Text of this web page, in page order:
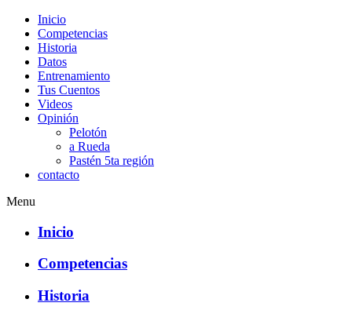
Inicio
Competencias
Historia
Datos
Entrenamiento
Tus Cuentos
Videos
Opinión
Pelotón
a Rueda
Pastén 5ta región
contacto
Menu
Inicio
Competencias
Historia